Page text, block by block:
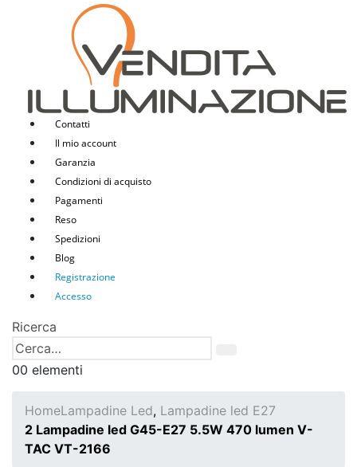
Contatti
Il mio account
Garanzia
Condizioni di acquisto
Pagamenti
Reso
Spedizioni
Blog
Registrazione
Accesso
Ricerca
00 elementi
HomeLampadine Led, Lampadine led E27
2 Lampadine led G45-E27 5.5W 470 lumen V-
TAC VT-2166